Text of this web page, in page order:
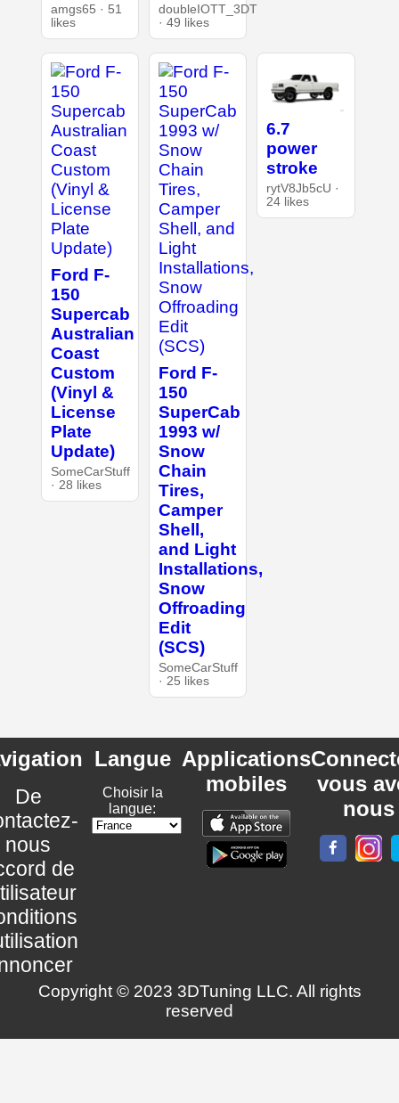
amgs65 · 51
likes
doubleIOTT_3DT
· 49 likes
Ford F-
150
Supercab
Australian
Coast
Custom
(Vinyl &
License
Plate
Update)
SomeCarStuff
· 28 likes
Ford F-
150
SuperCab
1993 w/
Snow
Chain
Tires,
Camper
Shell,
and Light
Installations,
Snow
Offroading
Edit
(SCS)
SomeCarStuff
· 25 likes
6.7
power
stroke
rytV8Jb5cU ·
24 likes
De
nous
de
Langue
Choisir la
langue:
Applications
mobiles
vous
nous
Copyright © 2023 3DTuning LLC. All rights
reserved